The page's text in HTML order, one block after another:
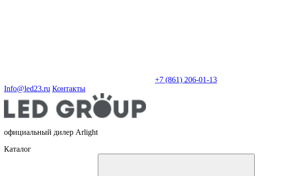
+7 (861) 206-01-13
Info@led23.ru Контакты
официальный дилер Arlight
Каталог